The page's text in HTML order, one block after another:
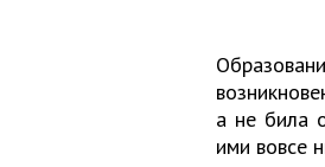
а не била
ими вовсе